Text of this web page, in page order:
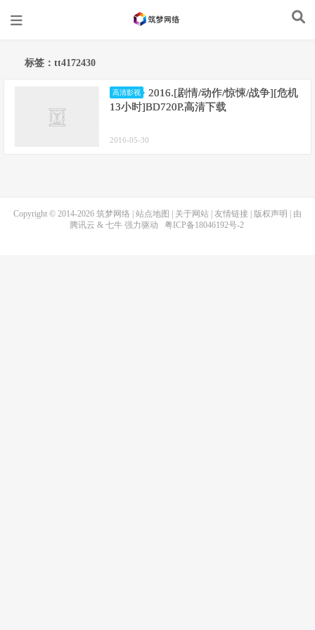
标签：tt4172430
高清影视
2016.[剧情/动作/惊悚/战争][危机
13小时]BD720P.高清下载
2016-05-30
Copyright © 2014-2026 筑梦网络 站点地图 关于网站 友情链接 版权声明
| 由
腾讯云 & 七牛强力驱动 粤ICP备18046192号-2